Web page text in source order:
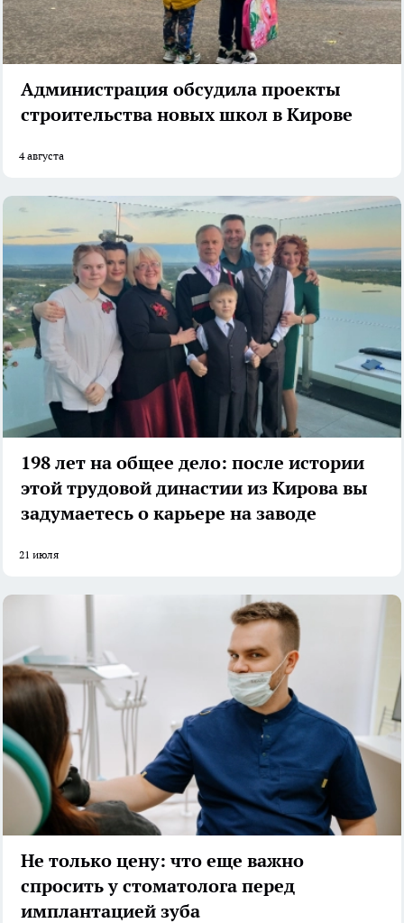
Администрация обсудила проекты
строительства новых школ в Кирове
4 августа
198 лет на общее дело: после истории
этой трудовой династии из Кирова вы
задумаетесь о карьере на заводе
21 июля
Не только цену: что еще важно
спросить у стоматолога перед
имплантацией зуба